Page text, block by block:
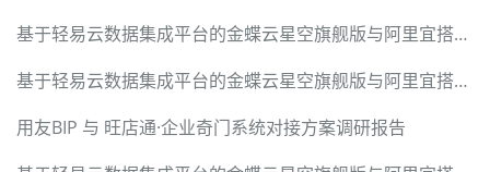
基于轻易云数据集成平台的金蝶云星空旗舰版与阿里宜搭高效对接解决方案
基于轻易云数据集成平台的金蝶云星空旗舰版与阿里宜搭高效对接解决方案
用友BIP 与 旺店通·企业奇门系统对接方案调研报告